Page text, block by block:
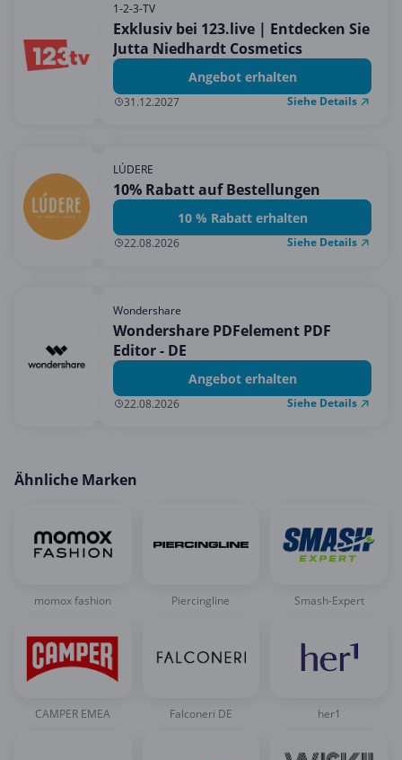
1-2-3-TV
Exklusiv bei 123.live | Entdecken Sie
Jutta Niedhardt Cosmetics
Angebot erhalten
31.12.2027 Siehe Details
LÚDERE
10% Rabatt auf Bestellungen
10 % Rabatt erhalten
22.08.2026 Siehe Details
Wondershare
Wondershare PDFelement PDF
Editor - DE
Angebot erhalten
22.08.2026 Siehe Details
Ähnliche Marken
momox fashion Piercingline Smash-Expert
CAMPER EMEA Falconeri DE her1